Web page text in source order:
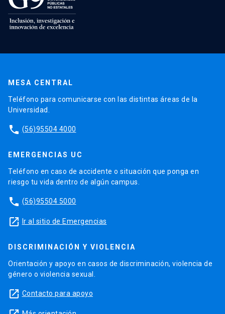
MESA CENTRAL
Teléfono para comunicarse con las distintas áreas de la
Universidad.
phone (56)95504 4000
EMERGENCIAS UC
Teléfono en caso de accidente o situación que ponga en
riesgo tu vida dentro de algún campus.
phone (56)95504 5000
launch Ir al sitio de Emergencias
DISCRIMINACIÓN Y VIOLENCIA
Orientación y apoyo en casos de discriminación, violencia de
género o violencia sexual.
launch Contacto para apoyo